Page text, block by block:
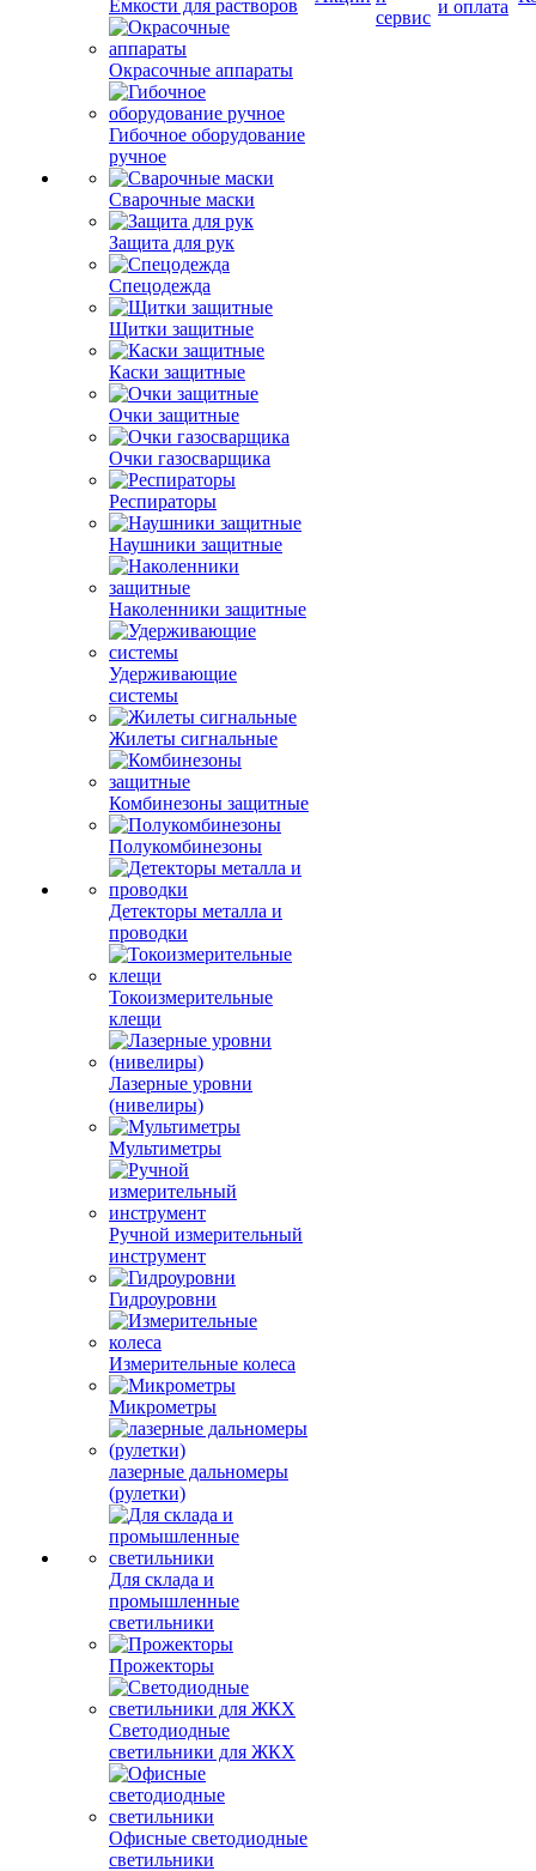
Емкости для растворов
Окрасочные аппараты
Гибочное оборудование
ручное
Сварочные маски
Защита для рук
Спецодежда
Щитки защитные
Каски защитные
Очки защитные
Очки газосварщика
Респираторы
Наушники защитные
Наколенники защитные
Удерживающие
системы
Жилеты сигнальные
Комбинезоны защитные
Полукомбинезоны
Детекторы металла и
проводки
Токоизмерительные
клещи
Лазерные уровни
(нивелиры)
Мультиметры
Ручной измерительный
инструмент
Гидроуровни
Измерительные колеса
Микрометры
лазерные дальномеры
(рулетки)
Для склада и
промышленные
светильники
Прожекторы
Светодиодные
светильники для ЖКХ
Офисные светодиодные
светильники
сервис
и оплата